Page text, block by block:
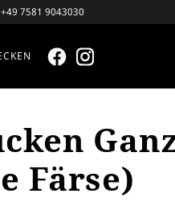
+49 7581 9043030
Färse)